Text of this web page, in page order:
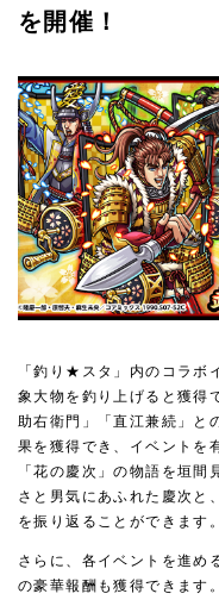
を開催！
「釣り★スタ」内のコラボ
象大物を釣り上げると獲得
助右衛門」「直江兼続」と
果を獲得でき、イベントを
「花の慶次」の物語を垣
さと男気にあふれた慶次と
を振り返ることができます。
さらに、各イベントを進め
の豪華報酬も獲得できます。